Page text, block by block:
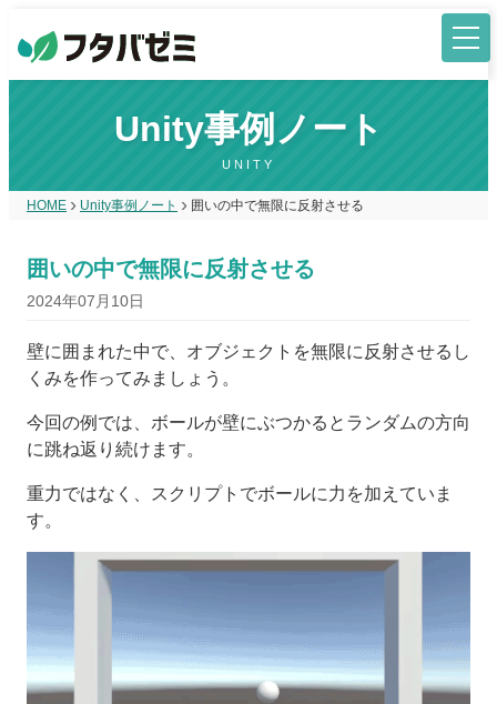
Unity事例ノート
UNITY
HOME Unity事例ノート 囲いの中で無限に反射させる
囲いの中で無限に反射させる
2024年07月10日
壁に囲まれた中で、オブジェクトを無限に反射させるし
くみを作ってみましょう。
今回の例では、ボールが壁にぶつかるとランダムの方向
に跳ね返り続けます。
重力ではなく、スクリプトでボールに力を加えていま
す。